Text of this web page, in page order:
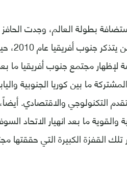
بطولة العالم، وجدت
نفسها
لإظهار مجتمع جنوب أفريقيا ما
التكنولوجي والاقتصادي.
والقوية ما بعد انهيار الاتحاد
القفزة الكبيرة التي حققتها